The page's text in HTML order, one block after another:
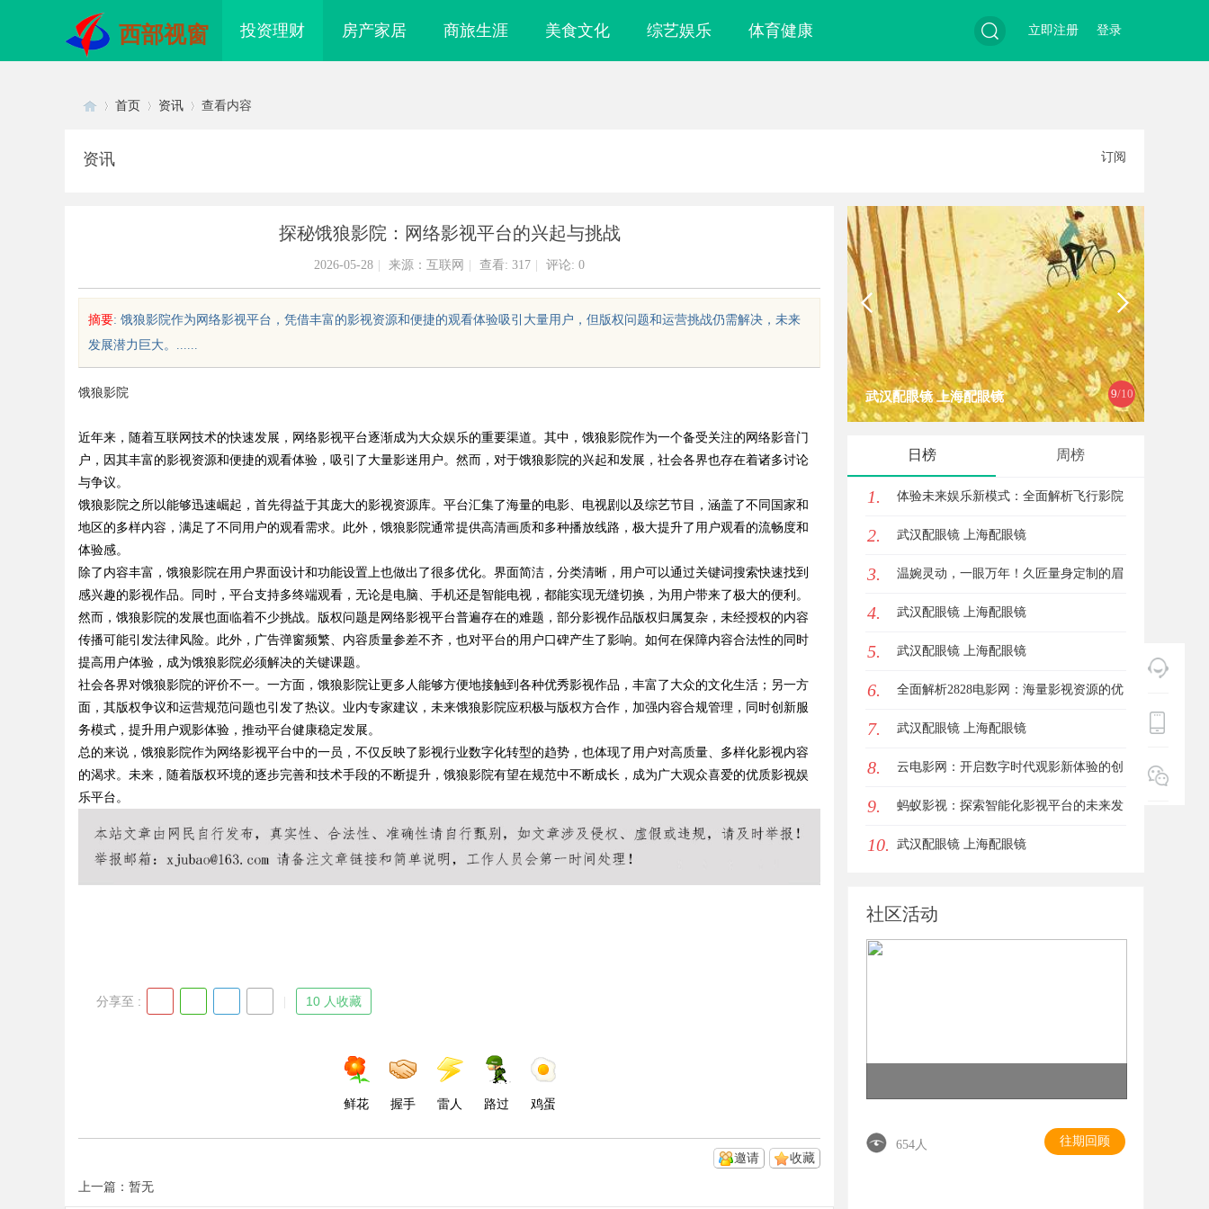
西部视窗 投资理财 房产家居 商旅生涯 美食文化 综艺娱乐 体育健康 登录
立即注册
uz
!
首页 资讯 查看内容
资讯 订阅
探秘饿狼影院：网络影视平台的兴起与挑战
2026-05-28 来源：互联网 查看: 317 评论: 0
摘要: 饿狼影院作为网络影视平台，凭借丰富的影视资源和便捷的观看体验吸引大量用户，但版权问题和运营挑战仍需解决，未来
发展潜力巨大。......
饿狼影院
近年来，随着互联网技术的快速发展，网络影视平台逐渐成为大众娱乐的重要渠道。其中，饿狼影院作为一个备受关注的网络影音门
户，因其丰富的影视资源和便捷的观看体验，吸引了大量影迷用户。然而，对于饿狼影院的兴起和发展，社会各界也存在着诸多讨论
与争议。
饿狼影院之所以能够迅速崛起，首先得益于其庞大的影视资源库。平台汇集了海量的电影、电视剧以及综艺节目，涵盖了不同国家和
地区的多样内容，满足了不同用户的观看需求。此外，饿狼影院通常提供高清画质和多种播放线路，极大提升了用户观看的流畅度和
体验感。
除了内容丰富，饿狼影院在用户界面设计和功能设置上也做出了很多优化。界面简洁，分类清晰，用户可以通过关键词搜索快速找到
感兴趣的影视作品。同时，平台支持多终端观看，无论是电脑、手机还是智能电视，都能实现无缝切换，为用户带来了极大的便利。
然而，饿狼影院的发展也面临着不少挑战。版权问题是网络影视平台普遍存在的难题，部分影视作品版权归属复杂，未经授权的内容
传播可能引发法律风险。此外，广告弹窗频繁、内容质量参差不齐，也对平台的用户口碑产生了影响。如何在保障内容合法性的同时
提高用户体验，成为饿狼影院必须解决的关键课题。
社会各界对饿狼影院的评价不一。一方面，饿狼影院让更多人能够方便地接触到各种优秀影视作品，丰富了大众的文化生活；另一方
面，其版权争议和运营规范问题也引发了热议。业内专家建议，未来饿狼影院应积极与版权方合作，加强内容合规管理，同时创新服
务模式，提升用户观影体验，推动平台健康稳定发展。
总的来说，饿狼影院作为网络影视平台中的一员，不仅反映了影视行业数字化转型的趋势，也体现了用户对高质量、多样化影视内容
的渴求。未来，随着版权环境的逐步完善和技术手段的不断提升，饿狼影院有望在规范中不断成长，成为广大观众喜爱的优质影视娱
乐平台。
分享至 : 10 人收藏
鲜花 握手 雷人 路过 鸡蛋
收藏
邀请
上一篇：暂无
9/10
AC 国际医疗实验室，标准化研 武汉配眼镜 上海配眼镜
日榜 周榜
1. 体验未来娱乐新模式：全面解析飞行影院
的魅力与发展前景
2. 武汉配眼镜 上海配眼镜
3. 温婉灵动，一眼万年！久匠量身定制的眉
眼唇，才是你整张脸的点睛之笔！淡颜系
女生的气质加分项
4. 武汉配眼镜 上海配眼镜
5. 武汉配眼镜 上海配眼镜
6. 全面解析2828电影网：海量影视资源的优
质观看平台
7. 武汉配眼镜 上海配眼镜
8. 云电影网：开启数字时代观影新体验的创
新平台
9. 蚂蚁影视：探索智能化影视平台的未来发
展路径
10. 武汉配眼镜 上海配眼镜
社区活动
654人 往期回顾